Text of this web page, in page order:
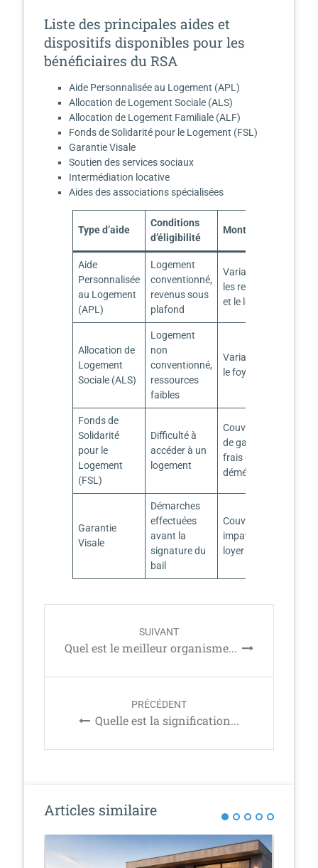
Liste des principales aides et
dispositifs disponibles pour les
bénéficiaires du RSA
Aide Personnalisée au Logement (APL)
Allocation de Logement Sociale (ALS)
Allocation de Logement Familiale (ALF)
Fonds de Solidarité pour le Logement (FSL)
Garantie Visale
Soutien des services sociaux
Intermédiation locative
Aides des associations spécialisées
Type d’aide
Conditions
d’éligibilité
Montant
Aide
Personnalisée
au Logement
(APL)
Logement
conventionné,
revenus sous
plafond
Variable, selon
les ressources
et le loyer
Allocation de
Logement
Sociale (ALS)
Logement
non
conventionné,
ressources
faibles
Variable, selon
le foyer
Fonds de
Solidarité
pour le
Logement
(FSL)
Difficulté à
accéder à un
logement
Couvre dépôt
de garantie,
frais de
déménagement
Garantie
Visale
Démarches
effectuées
avant la
signature du
bail
Couvre
impayés de
loyer
t
i
t
SUIVANT
Quel est le meilleur organisme...
PRÉCÉDENT
Quelle est la signification...
Articles similaire